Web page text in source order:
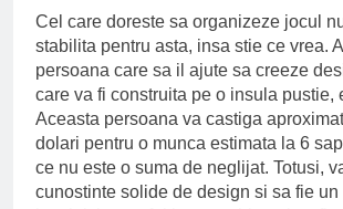
Cel care doreste sa organizeze jocul
stabilita pentru asta, insa stie ce vrea.
persoana care sa il ajute sa creeze
care va fi construita pe o insula pustie,
Aceasta persoana va castiga
dolari pentru o munca estimata la 6
ce nu este o suma de neglijat. Totusi,
cunostinte solide de design si sa fie un